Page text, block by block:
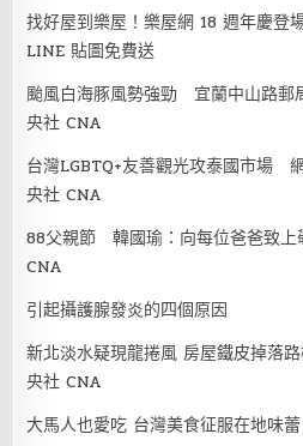
找好屋到樂屋！樂屋網 18 週年慶登
LINE 貼圖免費送
颱風白海豚風勢強勁 宜蘭中山路郵
央社 CNA
台灣LGBTQ+友善觀光攻泰國市場
央社 CNA
88父親節 韓國瑜：向每位爸爸致上
CNA
引起攝護腺發炎的四個原因
新北淡水疑現龍捲風 房屋鐵皮掉落
央社 CNA
大馬人也愛吃 台灣美食征服在地味